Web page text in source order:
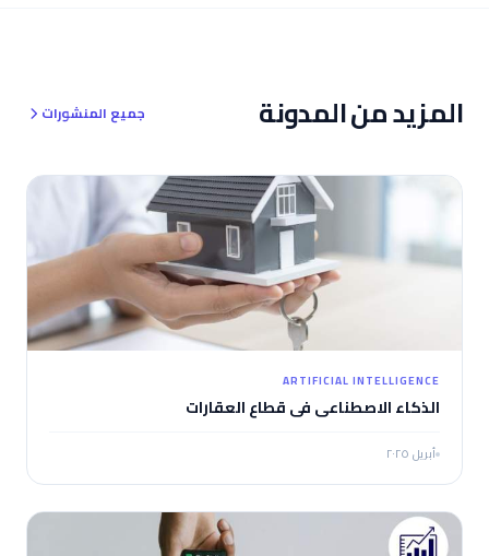
المزيد من المدونة جميع المنشورات
ARTIFICIAL INTELLIGENCE
الذكاء الاصطناعي في قطاع العقارات
أبريل ٢٠٢٥